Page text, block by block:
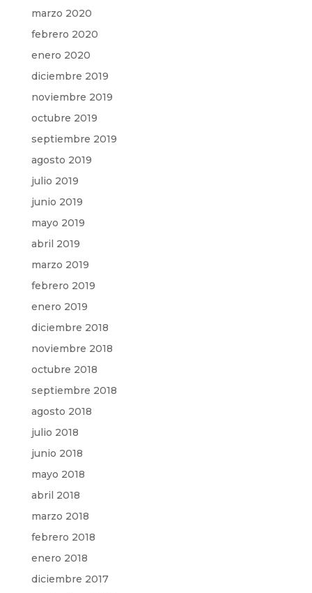
marzo 2020
febrero 2020
enero 2020
diciembre 2019
noviembre 2019
octubre 2019
septiembre 2019
agosto 2019
julio 2019
junio 2019
mayo 2019
abril 2019
marzo 2019
febrero 2019
enero 2019
diciembre 2018
noviembre 2018
octubre 2018
septiembre 2018
agosto 2018
julio 2018
junio 2018
mayo 2018
abril 2018
marzo 2018
febrero 2018
enero 2018
diciembre 2017